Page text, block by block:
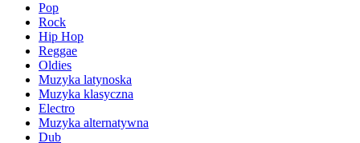
Pop
Rock
Hip Hop
Reggae
Oldies
Muzyka latynoska
Muzyka klasyczna
Electro
Muzyka alternatywna
Dub